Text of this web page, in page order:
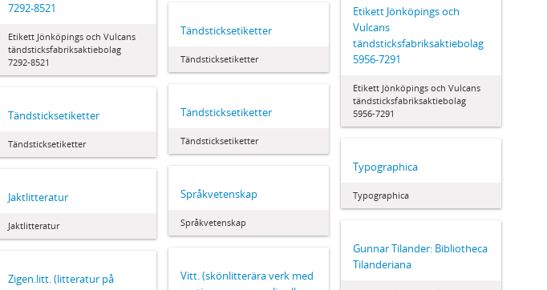
7292-8521
Etikett Jönköpings och Vulcans
tändsticksfabriksaktiebolag
7292-8521
Etikett Jönköpings och
Vulcans
tändsticksfabriksaktiebolag
5956-7291
Etikett Jönköpings och Vulcans
tändsticksfabriksaktiebolag
5956-7291
Tändsticksetiketter
Tändsticksetiketter
Tändsticksetiketter
Tändsticksetiketter
Tändsticksetiketter
Tändsticksetiketter
Typographica
Typographica
Språkvetenskap
Språkvetenskap
Jaktlitteratur
Jaktlitteratur
Gunnar Tilander: Bibliotheca
Tilanderiana
Vitt. (skönlitterära verk med
Zigen.litt. (litteratur på